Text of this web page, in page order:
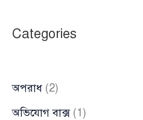
ছুটে
বাসার
Categories
অপরাধ (2)
অভিযোগ বাক্স(1)